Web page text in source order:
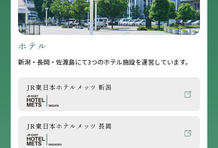
ホテル
新潟・長岡・佐渡島にて3つのホテル施設を運営しています。
JR東日本ホテルメッツ 新潟
JR東日本ホテルメッツ 長岡